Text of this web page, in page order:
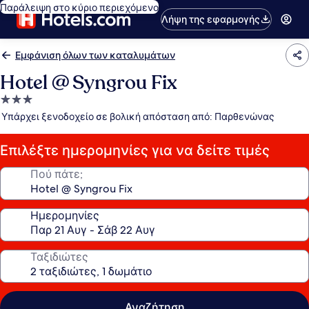
Παράλειψη στο κύριο περιεχόμενο
Λήψη της εφαρμογής
Εμφάνιση όλων των καταλυμάτων
Hotel @ Syngrou Fix
Κατάλυμα
με
αστέρια
Υπάρχει ξενοδοχείο σε βολική απόσταση από: Παρθενώνας
Επιλέξτε ημερομηνίες για να δείτε τιμές
Πού πάτε;
Ημερομηνίες
Ταξιδιώτες